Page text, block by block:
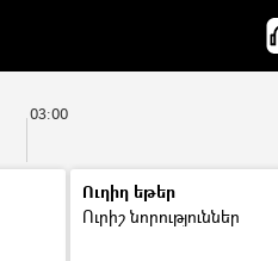
03:00
Ուղիղ եթեր
Ուրիշ նորություններ